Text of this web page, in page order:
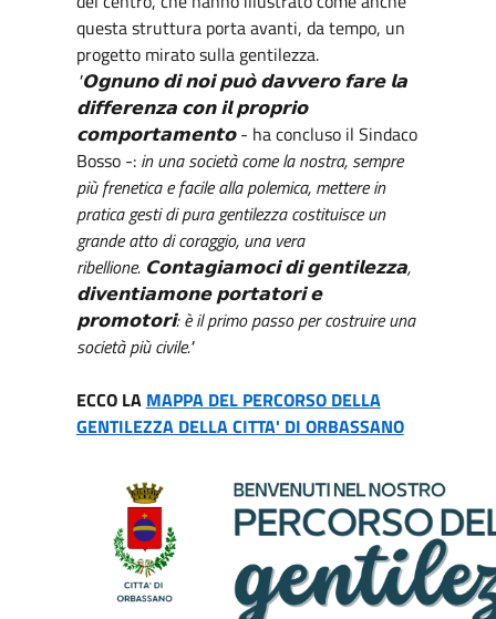
questa struttura porta avanti, da tempo, un
progetto mirato sulla gentilezza.
"𝗢𝗴𝗻𝘂𝗻𝗼 𝗱𝗶 𝗻𝗼𝗶 𝗽𝘂𝗼̀ 𝗱𝗮𝘃𝘃𝗲𝗿𝗼 𝗳𝗮𝗿𝗲 𝗹𝗮
𝗱𝗶𝗳𝗳𝗲𝗿𝗲𝗻𝘇𝗮 𝗰𝗼𝗻 𝗶𝗹 𝗽𝗿𝗼𝗽𝗿𝗶𝗼
𝗰𝗼𝗺𝗽𝗼𝗿𝘁𝗮𝗺𝗲𝗻𝘁𝗼- ha concluso il Sindaco
Bosso -:in una società come la nostra, sempre
più frenetica e facile alla polemica, mettere in
pratica gesti di pura gentilezza costituisce un
grande atto di coraggio, una vera
ribellione. 𝗖𝗼𝗻𝘁𝗮𝗴𝗶𝗮𝗺𝗼𝗰𝗶 𝗱𝗶 𝗴𝗲𝗻𝘁𝗶𝗹𝗲𝘇𝘇𝗮,
𝗱𝗶𝘃𝗲𝗻𝘁𝗶𝗮𝗺𝗼𝗻𝗲 𝗽𝗼𝗿𝘁𝗮𝘁𝗼𝗿𝗶 𝗲
𝗽𝗿𝗼𝗺𝗼𝘁𝗼𝗿𝗶: è il primo passo per costruire una
società più civile."
ECCO LA MAPPA DEL PERCORSO DELLA
GENTILEZZA DELLA CITTA' DI ORBASSANO